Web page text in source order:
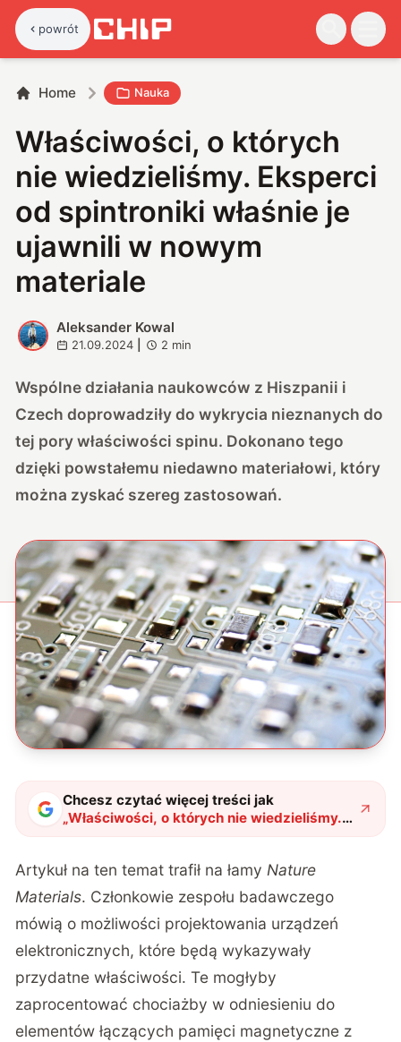
powrót
Home Nauka
Właściwości, o których
nie wiedzieliśmy. Eksperci
od spintroniki właśnie je
ujawnili w nowym
materiale
A
Aleksander Kowal
21.09.2024 2 min
Wspólne działania naukowców z Hiszpanii i
Czech doprowadziły do wykrycia nieznanych do
tej pory właściwości spinu. Dokonano tego
dzięki powstałemu niedawno materiałowi, który
można zyskać szereg zastosowań.
Chcesz czytać więcej treści jak
„Właściwości, o których nie wiedzieliśmy.
Eksperci od spintroniki właśnie je ujawnili w
Artykuł na ten temat trafił na łamy Nature
Materials. Członkowie zespołu badawczego
mówią o możliwości projektowania urządzeń
elektronicznych, które będą wykazywały
przydatne właściwości. Te mogłyby
zaprocentować chociażby w odniesieniu do
elementów łączących pamięci magnetyczne z